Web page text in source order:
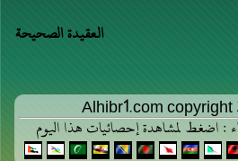
العقيدة الصحيحة
Alhibr1.com
: اضغط لمشاهدة إحصائيات هذا اليوم